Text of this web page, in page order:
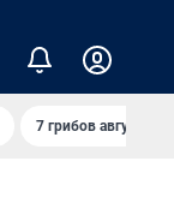
7 грибов августа